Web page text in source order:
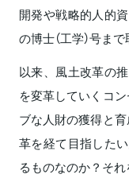
開発や戦略的人的
の博士（工学）号まで
以来、風土改革の
を変革していくコ
ブな人財の獲得と
革を経て目指した
るものなのか？それ